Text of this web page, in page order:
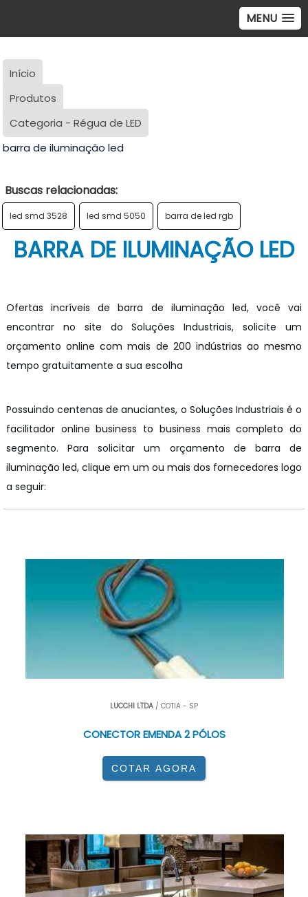
MENU
Início
Produtos
Categoria - Régua de LED
barra de iluminação led
Buscas relacionadas:
led smd 3528 led smd 5050 barra de led rgb
BARRA DE ILUMINAÇÃO LED
Ofertas incríveis de barra de iluminação led, você vai
encontrar no site do Soluções Industriais, solicite um
orçamento online com mais de 200 indústrias ao mesmo
tempo gratuitamente a sua escolha
Possuindo centenas de anuciantes, o Soluções Industriais é o
facilitador online business to business mais completo do
segmento. Para solicitar um orçamento de barra de
iluminação led, clique em um ou mais dos fornecedores logo
a seguir:
LUCCHI LTDA / COTIA - SP
CONECTOR EMENDA 2 PÓLOS
COTAR AGORA